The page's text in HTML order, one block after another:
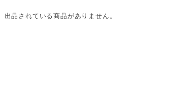
出品されている商品がありません。